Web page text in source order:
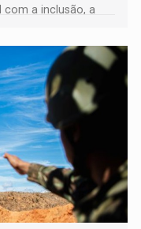
com a inclusão, a